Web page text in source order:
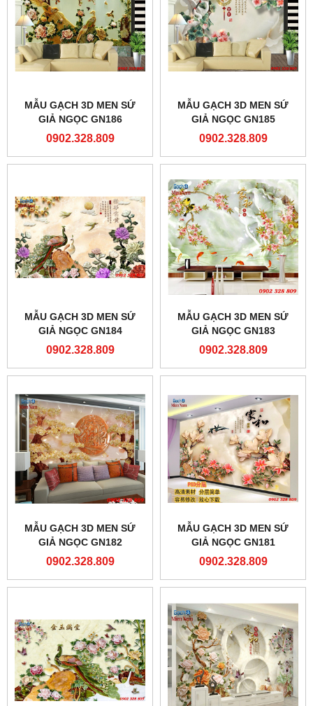
MẪU GẠCH 3D MEN SỨ
GIẢ NGỌC GN186
0902.328.809
MẪU GẠCH 3D MEN SỨ
GIẢ NGỌC GN185
0902.328.809
MẪU GẠCH 3D MEN SỨ
GIẢ NGỌC GN184
0902.328.809
MẪU GẠCH 3D MEN SỨ
GIẢ NGỌC GN183
0902.328.809
MẪU GẠCH 3D MEN SỨ
GIẢ NGỌC GN182
0902.328.809
MẪU GẠCH 3D MEN SỨ
GIẢ NGỌC GN181
0902.328.809